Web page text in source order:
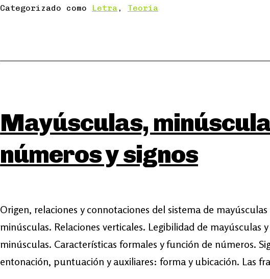
Categorizado como
Letra , Teoría
Mayúsculas,
números y signos
Origen, relaciones y connotaciones del sistema de
minúsculas. Relaciones verticales. Legibilidad de mayúsculas y
minúsculas. Características formales y función de números.
entonación, puntuación y auxiliares: forma y ubicación. Las